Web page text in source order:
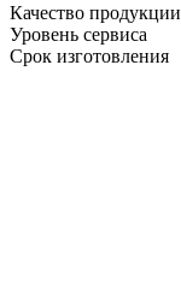
Качество продукции
Уровень сервиса
Срок изготовления